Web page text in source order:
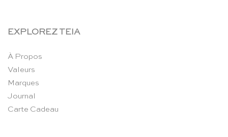
EXPLOREZ TEIA
À Propos
Valeurs
Marques
Journal
Carte Cadeau